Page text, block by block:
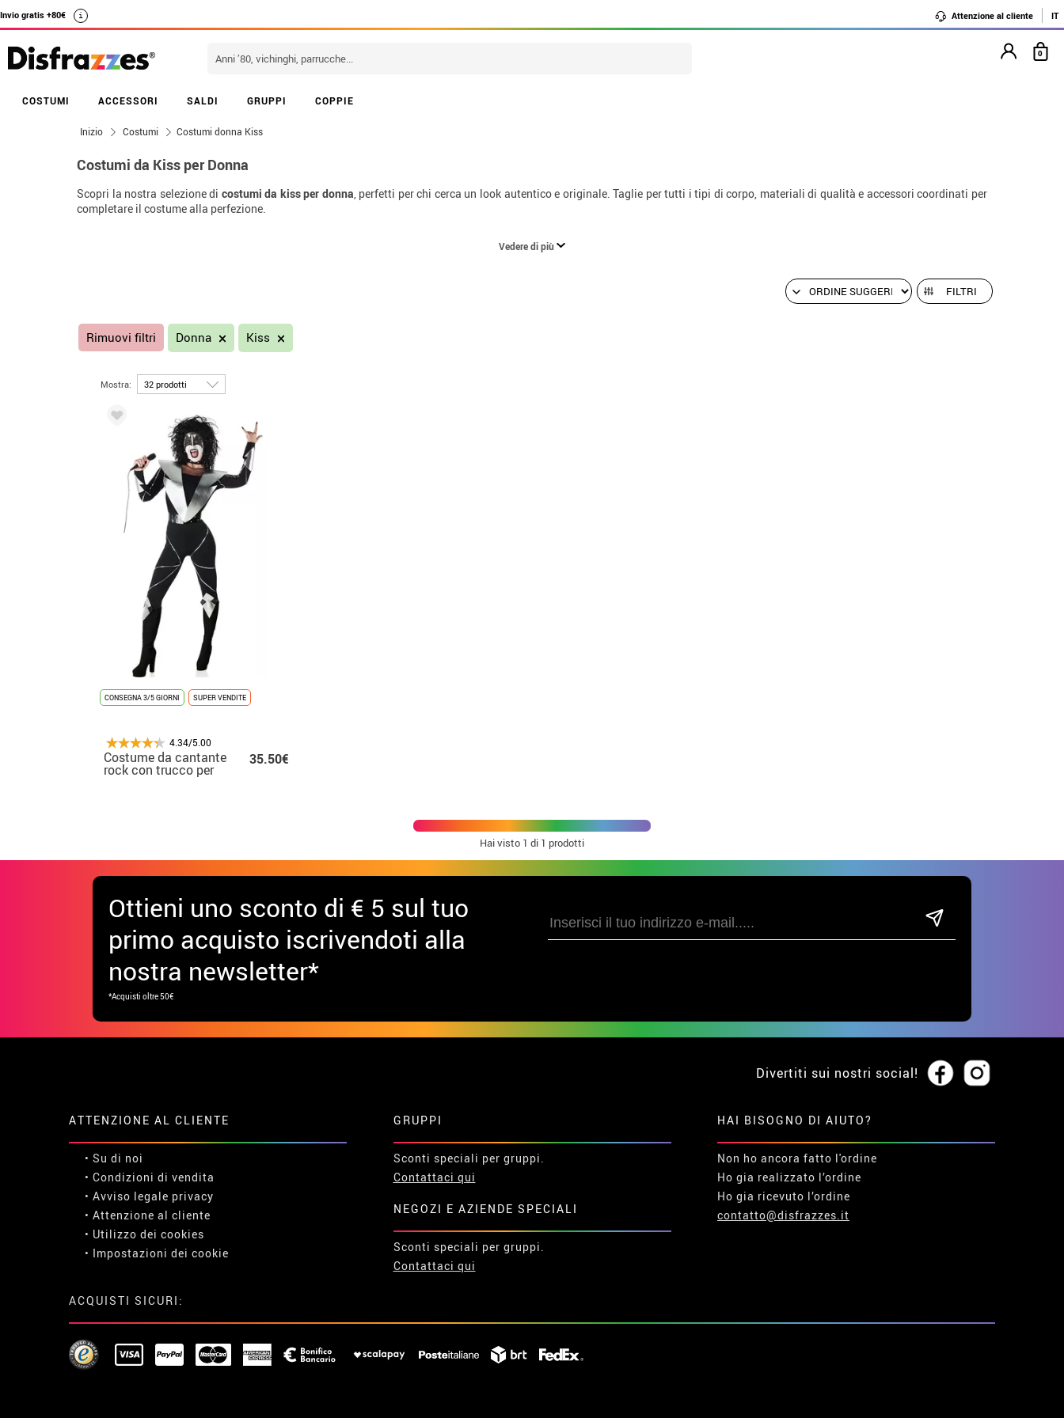
Invio gratis +80€ i Attenzione al cliente IT
COSTUMI ACCESSORI SALDI GRUPPI COPPIE
0
Inizio Costumi Costumi donna Kiss
Costumi da Kiss per Donna
Scopri la nostra selezione di costumi da kiss per donna, perfetti per chi cerca un look autentico e originale. Taglie per tutti i tipi di corpo, materiali di qualità e accessori coordinati per
completare il costume alla perfezione.
Vedere di più
FILTRI
Rimuovi filtri Donna Kiss
Mostra:
CONSEGNA 3/5 GIORNI SUPER VENDITE
4.34/5.00
Costume da cantante
rock con trucco per
35.50€
Hai visto 1 di 1 prodotti
Ottieni uno sconto di € 5 sul tuo
primo acquisto iscrivendoti alla
nostra newsletter*
*Acquisti oltre 50€
Divertiti sui nostri social!
ATTENZIONE AL CLIENTE
• Su di noi
• Condizioni di vendita
• Avviso legale privacy
• Attenzione al cliente
• Utilizzo dei cookies
• Impostazioni dei cookie
GRUPPI
Sconti speciali per gruppi.
Contattaci qui
NEGOZI E AZIENDE SPECIALI
Sconti speciali per gruppi.
Contattaci qui
HAI BISOGNO DI AIUTO?
Non ho ancora fatto l'ordine
Ho gia realizzato l’ordine
Ho gia ricevuto l’ordine
contatto@disfrazzes.it
ACQUISTI SICURI: